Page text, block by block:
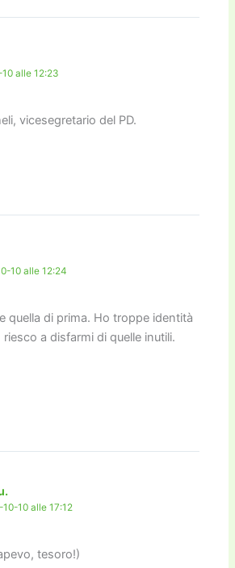
alle 12:23
vicesegretario del PD.
10 alle 12:24
quella di prima. Ho troppe identità
a disfarmi di quelle inutili.
10-10 alle 17:12
tesoro!)